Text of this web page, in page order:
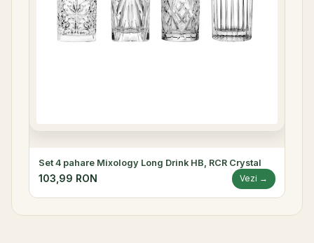
Set 4 pahare Mixology Long Drink HB, RCR Crystal
103,99 RON Vezi →